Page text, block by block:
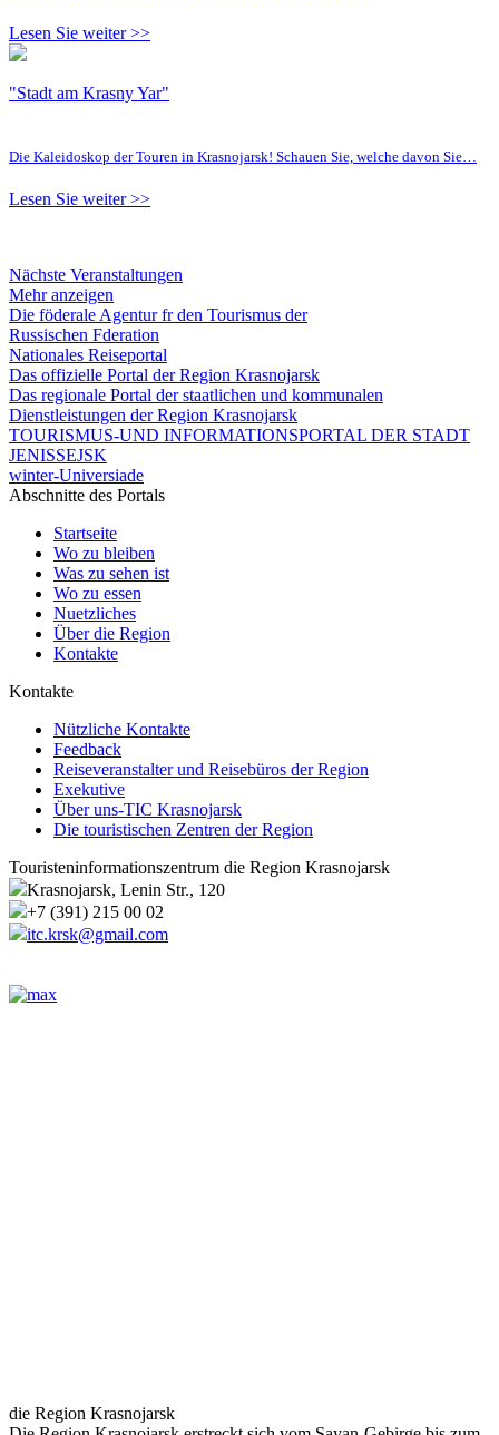
Lesen Sie weiter >>
"Stadt am Krasny Yar"
Die Kaleidoskop der Touren in Krasnojarsk! Schauen Sie, welche davon Sie…
Lesen Sie weiter >>
Nächste Veranstaltungen
Mehr anzeigen
Die föderale Agentur fr den Tourismus der
Russischen Fderation
Nationales Reiseportal
Das offizielle Portal der Region Krasnojarsk
Das regionale Portal der staatlichen und kommunalen
Dienstleistungen der Region Krasnojarsk
TOURISMUS-UND INFORMATIONSPORTAL DER STADT
JENISSEJSK
winter-Universiade
Abschnitte des Portals
Startseite
Wo zu bleiben
Was zu sehen ist
Wo zu essen
Nuetzliches
Über die Region
Kontakte
Kontakte
Nützliche Kontakte
Feedback
Reiseveranstalter und Reisebüros der Region
Exekutive
Über uns-TIC Krasnojarsk
Die touristischen Zentren der Region
Touristeninformationszentrum die Region Krasnojarsk
Krasnojarsk, Lenin Str., 120
+7 (391) 215 00 02
itc.krsk@gmail.com
die Region Krasnojarsk